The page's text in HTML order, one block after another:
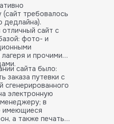
(сайт требовалось
дедлайна).
сайт с
фото- и
и прочими
сайта было:
заказа путевки с
сгенерированного
электронную
в
имеющиеся
а также печать